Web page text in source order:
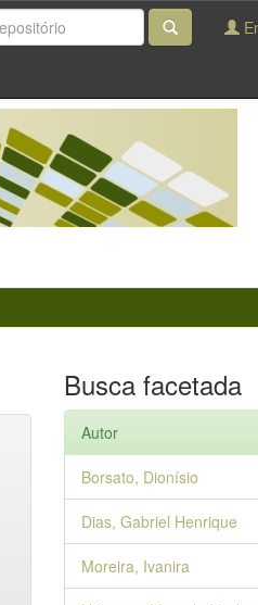
Busca facetada
Autor
Borsato, Dionísio
Dias, Gabriel Henrique
Moreira, Ivanira